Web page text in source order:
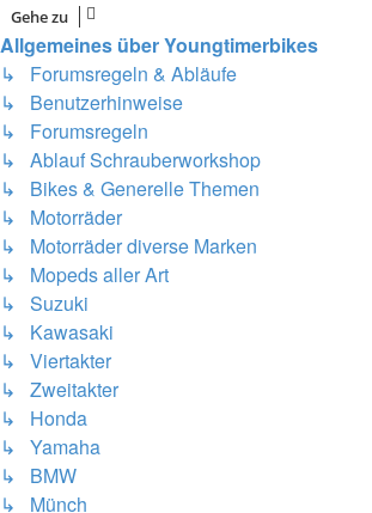
Gehe zu
Allgemeines über Youngtimerbikes
↳ Forumsregeln & Abläufe
↳ Benutzerhinweise
↳ Forumsregeln
↳ Ablauf Schrauberworkshop
↳ Bikes & Generelle Themen
↳ Motorräder
↳ Motorräder diverse Marken
↳ Mopeds aller Art
↳ Suzuki
↳ Kawasaki
↳ Viertakter
↳ Zweitakter
↳ Honda
↳ Yamaha
↳ BMW
↳ Münch